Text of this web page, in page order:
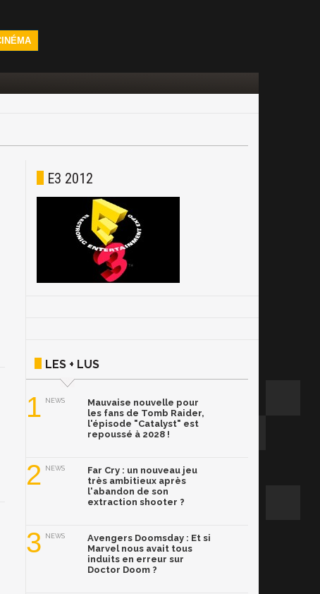
E3 2012
LES + LUS
1 NEWS
Mauvaise nouvelle pour
les fans de Tomb Raider,
l'épisode "Catalyst" est
repoussé à 2028 !
2 NEWS
Far Cry : un nouveau jeu
très ambitieux après
l'abandon de son
extraction shooter ?
3 NEWS
Avengers Doomsday : Et si
Marvel nous avait tous
induits en erreur sur
Doctor Doom ?